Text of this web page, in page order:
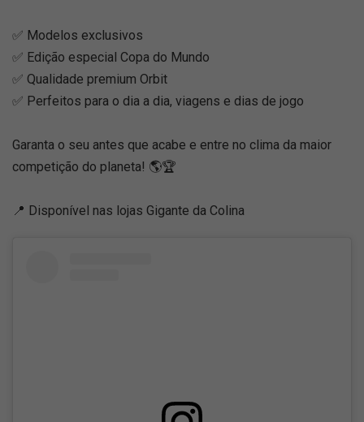
✅ Modelos exclusivos
✅ Edição especial Copa do Mundo
✅ Qualidade premium Orbit
✅ Perfeitos para o dia a dia, viagens e dias de jogo
Garanta o seu antes que acabe e entre no clima da maior
competição do planeta! 🌎🏆
📍 Disponível nas lojas Gigante da Colina